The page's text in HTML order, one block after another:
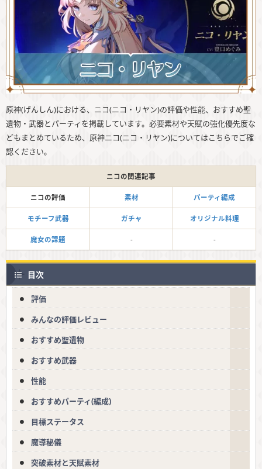
原神(げんしん)における、ニコ(ニコ・リヤン)の評価や性能、おすすめ聖
遺物・武器とパーティを掲載しています。必要素材や天賦の強化優先度な
どもまとめているため、原神ニコ(ニコ・リヤン)についてはこちらでご確
認ください。
ニコの関連記事
ニコの評価 素材 パーティ編成
モチーフ武器 ガチャ オリジナル料理
魔女の課題 - -
目次
評価
みんなの評価レビュー
おすすめ聖遺物
おすすめ武器
性能
おすすめパーティ(編成)
目標ステータス
魔導秘儀
突破素材と天賦素材